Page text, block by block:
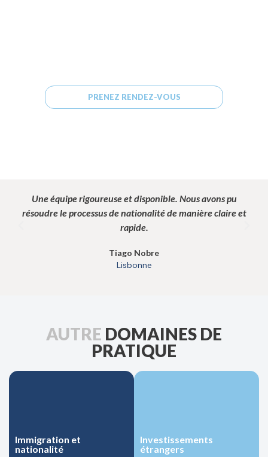
PRENEZ RENDEZ-VOUS
Une équipe rigoureuse et disponible. Nous avons pu
résoudre le processus de nationalité de manière claire et
rapide.
Tiago Nobre
Lisbonne
AUTRE DOMAINES DE
PRATIQUE
Immigration et
nationalité
Immigration et
nationalité
Investissements
étrangers
Investissements
étrangers